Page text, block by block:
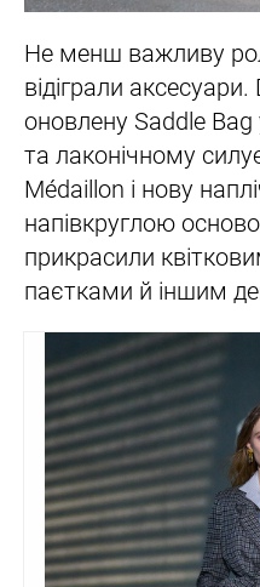
Не менш важливу
відіграли
оновлену Saddle
та лаконічному
Médaillon і нову
напівкруглою
прикрасили
паєтками й іншим